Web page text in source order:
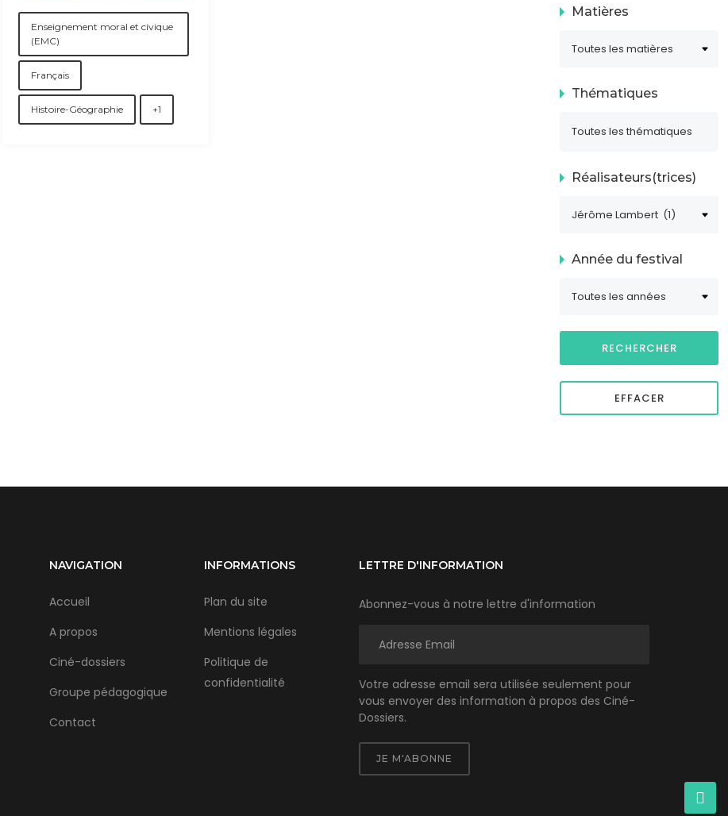
Enseignement moral et civique
(EMC)
Français
Histoire-Géographie +1
Matières
Thématiques
Réalisateurs(trices)
Année du festival
NAVIGATION
Accueil
A propos
Ciné-dossiers
Groupe pédagogique
Contact
INFORMATIONS
Plan du site
Mentions légales
Politique de
confidentialité
LETTRE D'INFORMATION
Abonnez-vous à notre lettre d'information
Votre adresse email sera utilisée seulement pour
vous envoyer des information à propos des Ciné-
Dossiers.